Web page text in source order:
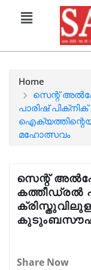
Home
സെന്റ്
പാരിഷ്
മഹോത്സവം
സെന്റ്
കത്തീഡ്രൽ
Share Now